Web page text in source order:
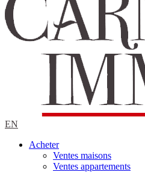
EN
Acheter
Ventes maisons
Ventes appartements